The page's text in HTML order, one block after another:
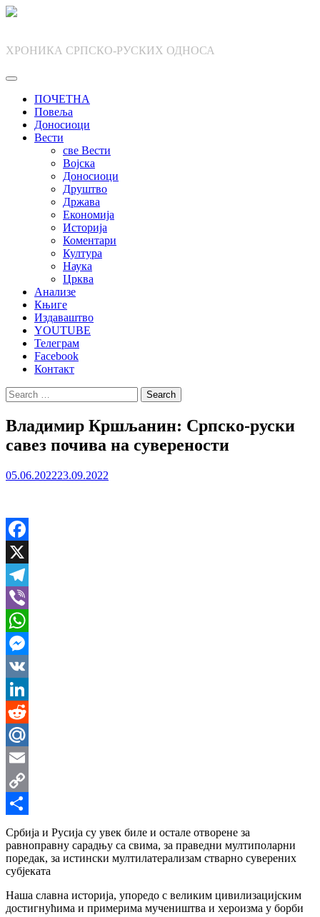
Skip
ХРОНИКА СРПСКО-РУСКИХ ОДНОСА
ПОЧЕТНА
Повеља
Доносиоци
Вести
све Вести
Војска
Доносиоци
Друштво
Држава
Економија
Историја
Коментари
Култура
Наука
Црква
Анализе
Књиге
Издаваштво
YOUTUBE
Телеграм
Facebook
Контакт
Search
for:
Владимир Кршљанин: Српско-руски
савез почива на суверености
05.06.202223.09.2022
Facebook
X
Telegram
Viber
WhatsApp
Messenger
VK
LinkedIn
Reddit
Mail.Ru
Email
Copy
Link
Share
Србија и Русија су увек биле и остале отворене за
равноправну сарадњу са свима, за праведни мултиполарни
поредак, за истински мултилатерализам стварно суверених
субјеката
Наша славна историја, упоредо с великим цивилизацијским
достигнућима и примерима мучеништва и хероизма у борби